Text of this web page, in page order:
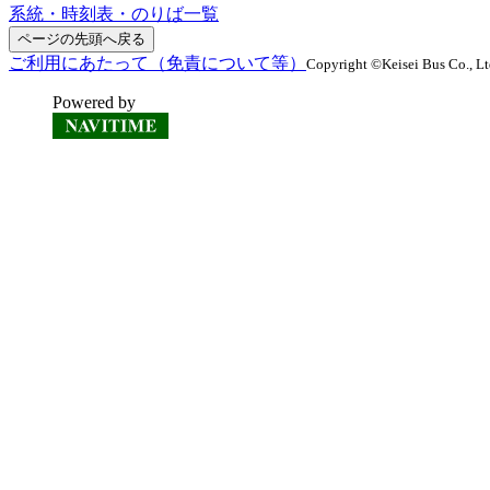
系統・時刻表・のりば一覧
ページの先頭へ戻る
ご利用にあたって（免責について等） Copyright ©Keisei Bus Co.,
Powered by